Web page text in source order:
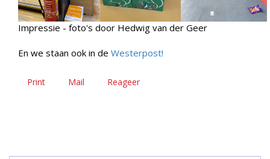
Impressie - foto's door Hedwig van der Geer
En we staan ook in de Westerpost!
Print Mail Reageer